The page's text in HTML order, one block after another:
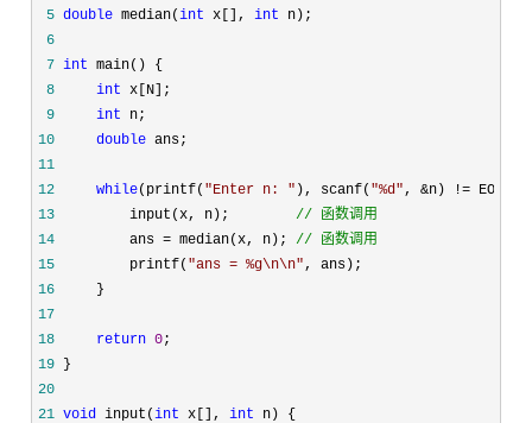
5 double median(int x[], int
6
7 int
8
int
9
int
10
double
11
12
while(printf( "Enter n: " ), scanf( "%d", &n) !=
13
         input(x, n);
// 函数调用
14
         ans = median(x, n);
// 函数调用
15
         printf(
"ans = %g\n\n"
16
17
18
return 0
19
20
21 void input(int x[], int